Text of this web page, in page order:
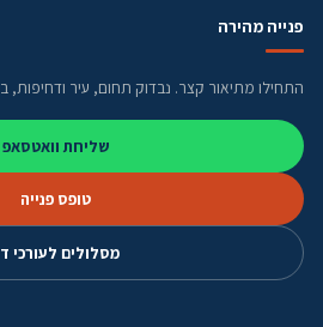
פנייה מהירה
התחילו מתיאור קצר. נבדוק תחום, עיר
שליחת וואטסאפ
טופס פנייה
מסלולים לעורכי